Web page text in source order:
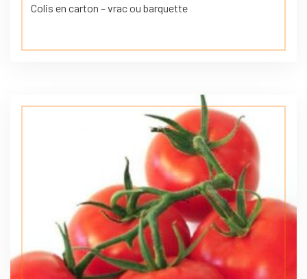
Colis en carton – vrac ou barquette